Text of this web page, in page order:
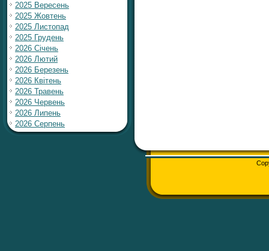
2025 Вересень
2025 Жовтень
2025 Листопад
2025 Грудень
2026 Січень
2026 Лютий
2026 Березень
2026 Квітень
2026 Травень
2026 Червень
2026 Липень
2026 Серпень